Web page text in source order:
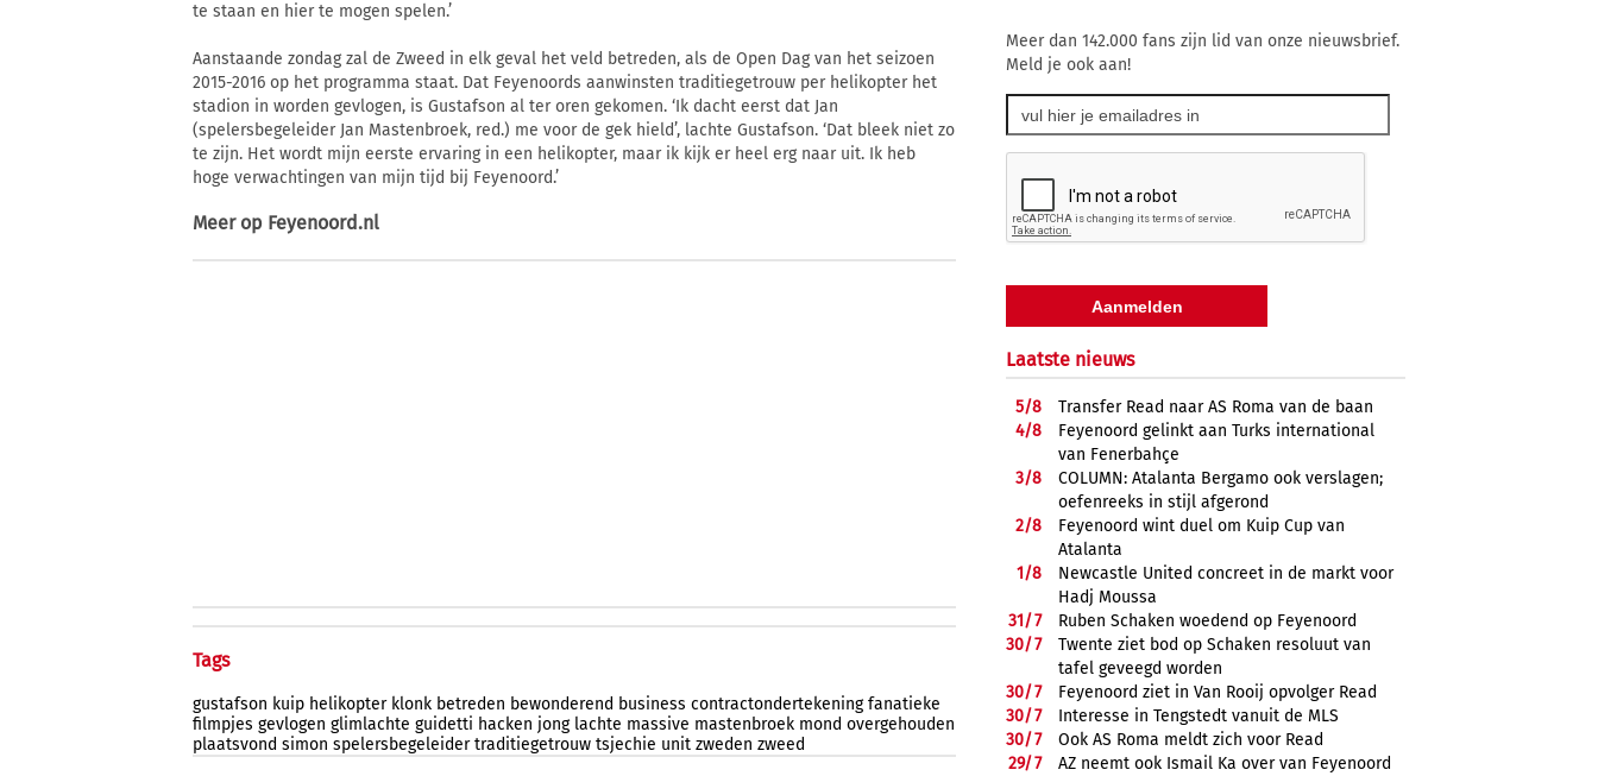
te staan en hier te mogen spelen.’
Aanstaande zondag zal de Zweed in elk geval het veld betreden, als de Open Dag van het seizoen
2015-2016 op het programma staat. Dat Feyenoords aanwinsten traditiegetrouw per helikopter het
stadion in worden gevlogen, is Gustafson al ter oren gekomen. ‘Ik dacht eerst dat Jan
(spelersbegeleider Jan Mastenbroek, red.) me voor de gek hield’, lachte Gustafson. ‘Dat bleek niet zo
te zijn. Het wordt mijn eerste ervaring in een helikopter, maar ik kijk er heel erg naar uit. Ik heb
hoge verwachtingen van mijn tijd bij Feyenoord.’
Meer op Feyenoord.nl
Tags
gustafson kuip helikopter klonk betreden bewonderend business contractondertekening fanatieke
filmpjes gevlogen glimlachte guidetti hacken jong lachte massive mastenbroek mond overgehouden
plaatsvond simon spelersbegeleider traditiegetrouw tsjechie unit zweden zweed
Meer dan 142.000 fans zijn lid van onze nieuwsbrief.
Meld je ook aan!
Laatste nieuws
5/8
Transfer Read naar AS Roma van de baan
4/8
Feyenoord gelinkt aan Turks international
van Fenerbahçe
3/8
COLUMN: Atalanta Bergamo ook verslagen;
oefenreeks in stijl afgerond
2/8
Feyenoord wint duel om Kuip Cup van
Atalanta
1/8
Newcastle United concreet in de markt voor
Hadj Moussa
31/7
Ruben Schaken woedend op Feyenoord
30/7
Twente ziet bod op Schaken resoluut van
tafel geveegd worden
30/7
Feyenoord ziet in Van Rooij opvolger Read
30/7
Interesse in Tengstedt vanuit de MLS
30/7
Ook AS Roma meldt zich voor Read
29/7
AZ neemt ook Ismail Ka over van Feyenoord